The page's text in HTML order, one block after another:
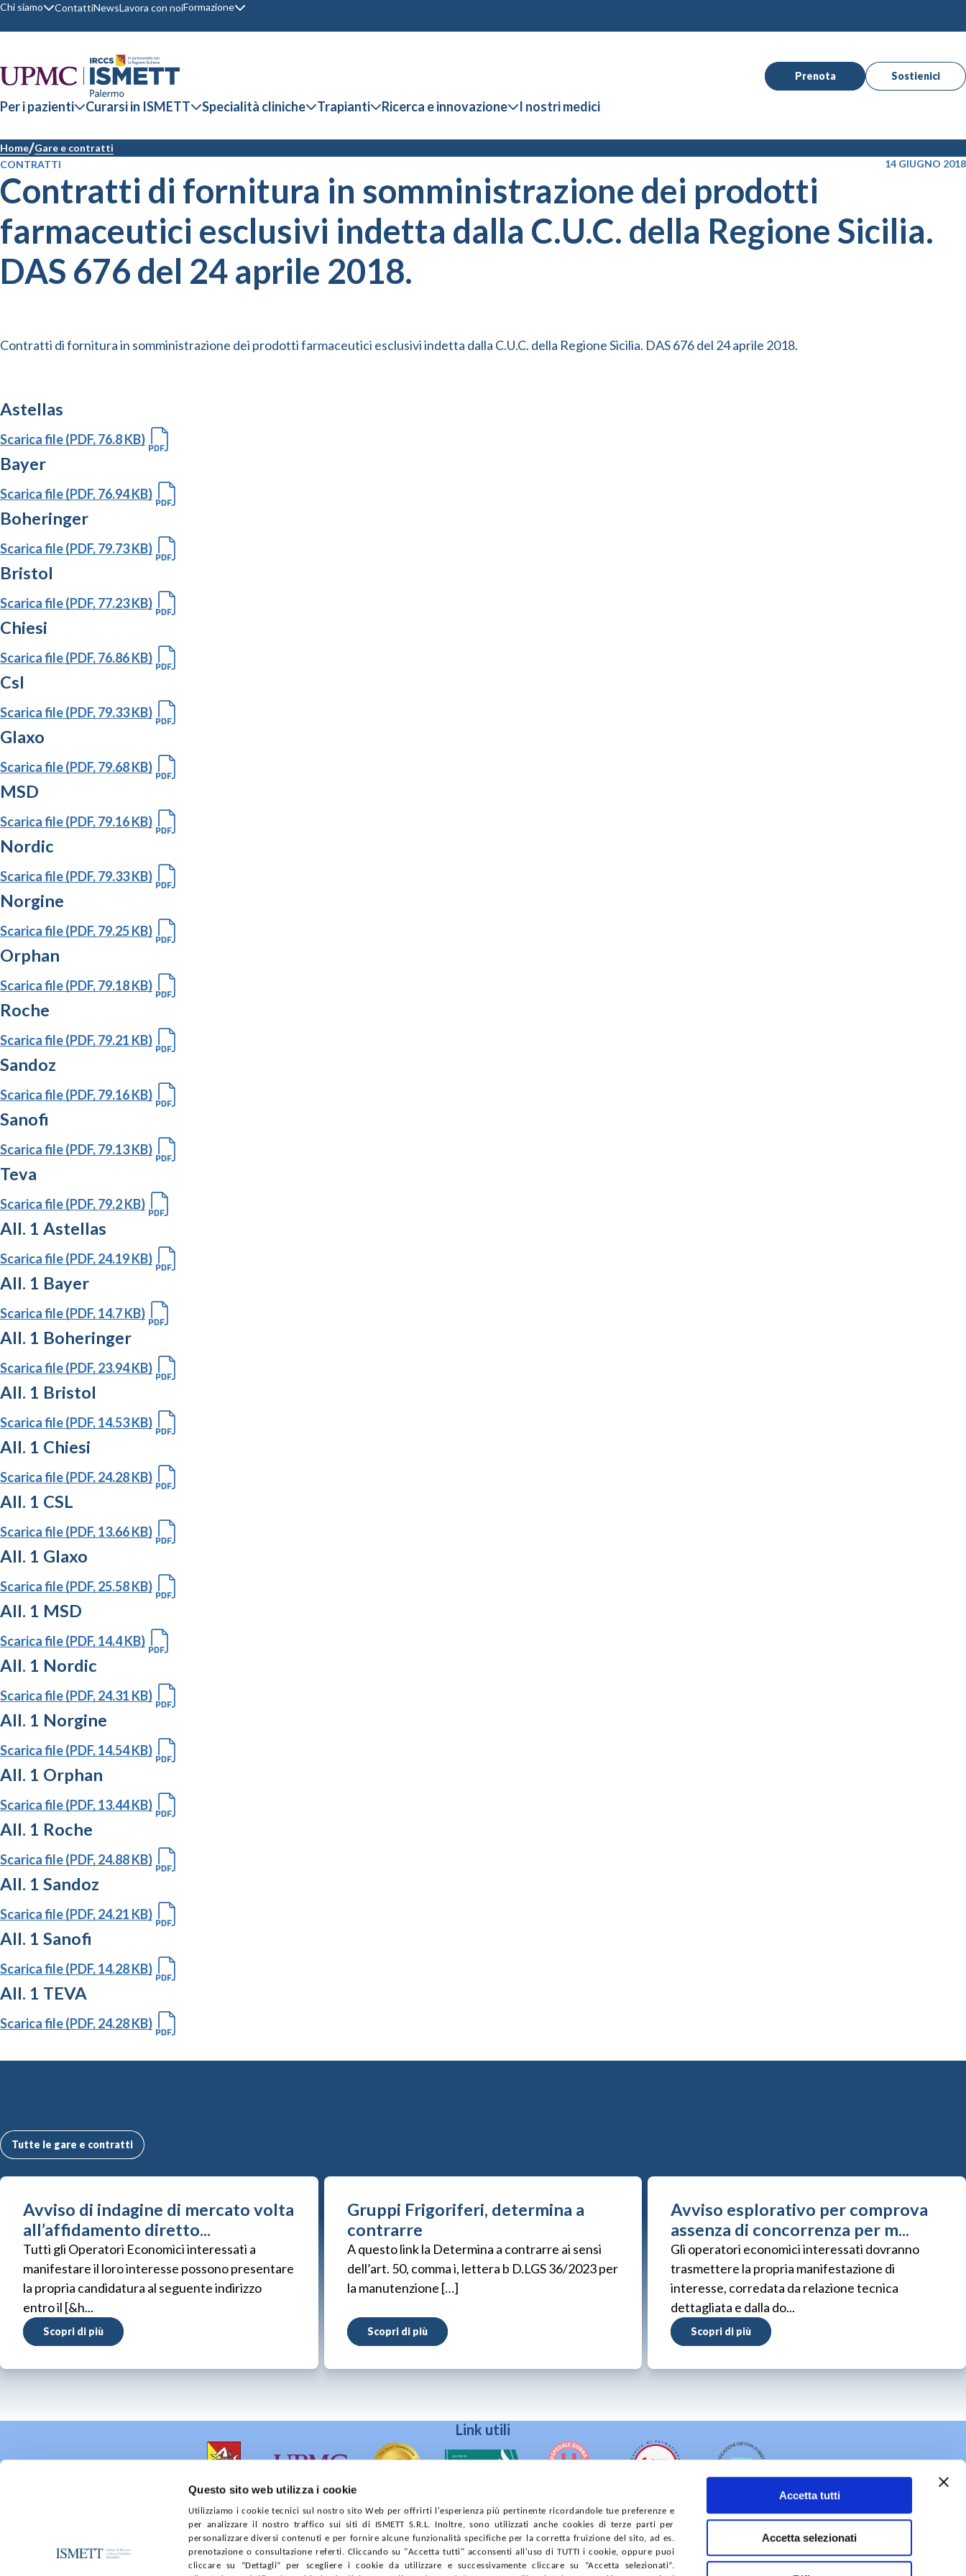
Questo sito web utilizza i cookie
Utilizziamo i cookie tecnici sul nostro sito Web per offrirti l'esperienza più pertinente ricordandole tue preferenze e
per analizzare il nostro traffico sui siti di ISMETT S.R.L. Inoltre, sono utilizzati anche cookies di terze parti per
personalizzare diversi contenuti e per fornire alcune funzionalità specifiche per la corretta fruizione del sito, ad es.
prenotazione o consultazione referti. Cliccando su "Accetta tutti" acconsenti all'uso di TUTTI i cookie, oppure puoi
cliccare su “Dettagli” per scegliere i cookie da utilizzare e successivamente cliccare su “Accetta selezionati”.
Accetta tutti
Accetta selezionati
Chi siamo ContattiNewsLavora con noiFormazione
Prenota Sostienici
Per i pazienti Curarsi in ISMETT Specialità cliniche Trapianti Ricerca e innovazione I nostri medici
Home Gare e contratti
CONTRATTI
14 GIUGNO 2018
Contratti di fornitura in somministrazione dei prodotti
farmaceutici esclusivi indetta dalla C.U.C. della Regione Sicilia.
DAS 676 del 24 aprile 2018.
Contratti di fornitura in somministrazione dei prodotti farmaceutici esclusivi indetta dalla C.U.C. della Regione Sicilia. DAS 676 del 24 aprile 2018.
Astellas
Scarica file (PDF, 76.8 KB)
Bayer
Scarica file (PDF, 76.94 KB)
Boheringer
Scarica file (PDF, 79.73 KB)
Bristol
Scarica file (PDF, 77.23 KB)
Chiesi
Scarica file (PDF, 76.86 KB)
Csl
Scarica file (PDF, 79.33 KB)
Glaxo
Scarica file (PDF, 79.68 KB)
MSD
Scarica file (PDF, 79.16 KB)
Nordic
Scarica file (PDF, 79.33 KB)
Norgine
Scarica file (PDF, 79.25 KB)
Orphan
Scarica file (PDF, 79.18 KB)
Roche
Scarica file (PDF, 79.21 KB)
Sandoz
Scarica file (PDF, 79.16 KB)
Sanofi
Scarica file (PDF, 79.13 KB)
Teva
Scarica file (PDF, 79.2 KB)
All. 1 Astellas
Scarica file (PDF, 24.19 KB)
All. 1 Bayer
Scarica file (PDF, 14.7 KB)
All. 1 Boheringer
Scarica file (PDF, 23.94 KB)
All. 1 Bristol
Scarica file (PDF, 14.53 KB)
All. 1 Chiesi
Scarica file (PDF, 24.28 KB)
All. 1 CSL
Scarica file (PDF, 13.66 KB)
All. 1 Glaxo
Scarica file (PDF, 25.58 KB)
All. 1 MSD
Scarica file (PDF, 14.4 KB)
All. 1 Nordic
Scarica file (PDF, 24.31 KB)
All. 1 Norgine
Scarica file (PDF, 14.54 KB)
All. 1 Orphan
Scarica file (PDF, 13.44 KB)
All. 1 Roche
Scarica file (PDF, 24.88 KB)
All. 1 Sandoz
Scarica file (PDF, 24.21 KB)
All. 1 Sanofi
Scarica file (PDF, 14.28 KB)
All. 1 TEVA
Scarica file (PDF, 24.28 KB)
Tutte le gare e contratti
Avviso di indagine di mercato volta
all’affidamento diretto...
Tutti gli Operatori Economici interessati a
manifestare il loro interesse possono presentare
la propria candidatura al seguente indirizzo
entro il [&h...
Scopri di più
Gruppi Frigoriferi, determina a
contrarre
A questo link la Determina a contrarre ai sensi
dell’art. 50, comma i, lettera b D.LGS 36/2023 per
la manutenzione […]
Scopri di più
Avviso esplorativo per comprova
assenza di concorrenza per m...
Gli operatori economici interessati dovranno
trasmettere la propria manifestazione di
interesse, corredata da relazione tecnica
dettagliata e dalla do...
Scopri di più
Link utili
Via E. Tricomi 5 90127 Palermo
Sede Sociale:
Via Discesa dei Giudici 4 90133 Palermo
Ufficio Registro delle imprese di Palermo